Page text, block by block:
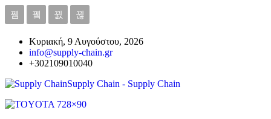
Κυριακή, 9 Αυγούστου, 2026
info@supply-chain.gr
+302109010040
Supply Chain - Supply Chain